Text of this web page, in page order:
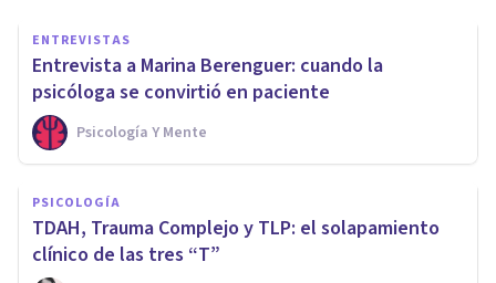
ENTREVISTAS
Entrevista a Marina Berenguer: cuando la
psicóloga se convirtió en paciente
Psicología Y Mente
PSICOLOGÍA
TDAH, Trauma Complejo y TLP: el solapamiento
clínico de las tres “T”